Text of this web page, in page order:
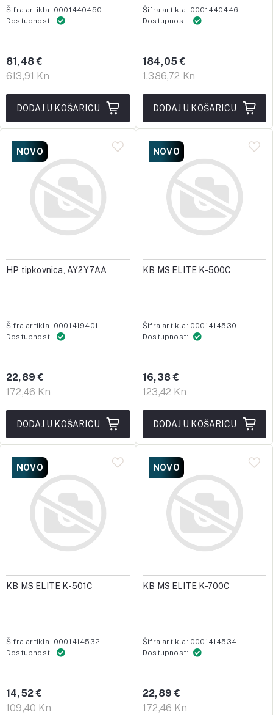
Šifra artikla: 0001440450
Dostupnost:
613,91 Kn
81,48 €
DODAJ U KOŠARICU
Šifra artikla: 0001440446
Dostupnost:
1.386,72 Kn
184,05 €
DODAJ U KOŠARICU
NOVO
HP tipkovnica, AY2Y7AA
Šifra artikla: 0001419401
Dostupnost:
172,46 Kn
22,89 €
DODAJ U KOŠARICU
NOVO
KB MS ELITE K-500C
Šifra artikla: 0001414530
Dostupnost:
123,42 Kn
16,38 €
DODAJ U KOŠARICU
NOVO
KB MS ELITE K-501C
Šifra artikla: 0001414532
Dostupnost:
109,40 Kn
14,52 €
NOVO
KB MS ELITE K-700C
Šifra artikla: 0001414534
Dostupnost:
172,46 Kn
22,89 €